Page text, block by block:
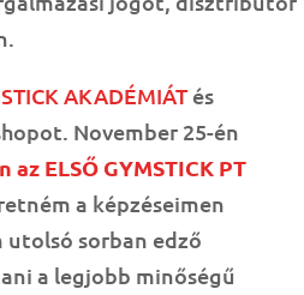
AKADÉMIÁTés
November 25-én
az ELSŐ GYMSTICK PT
a képzéseimen
utolsó sorban edző
a legjobb minőségű